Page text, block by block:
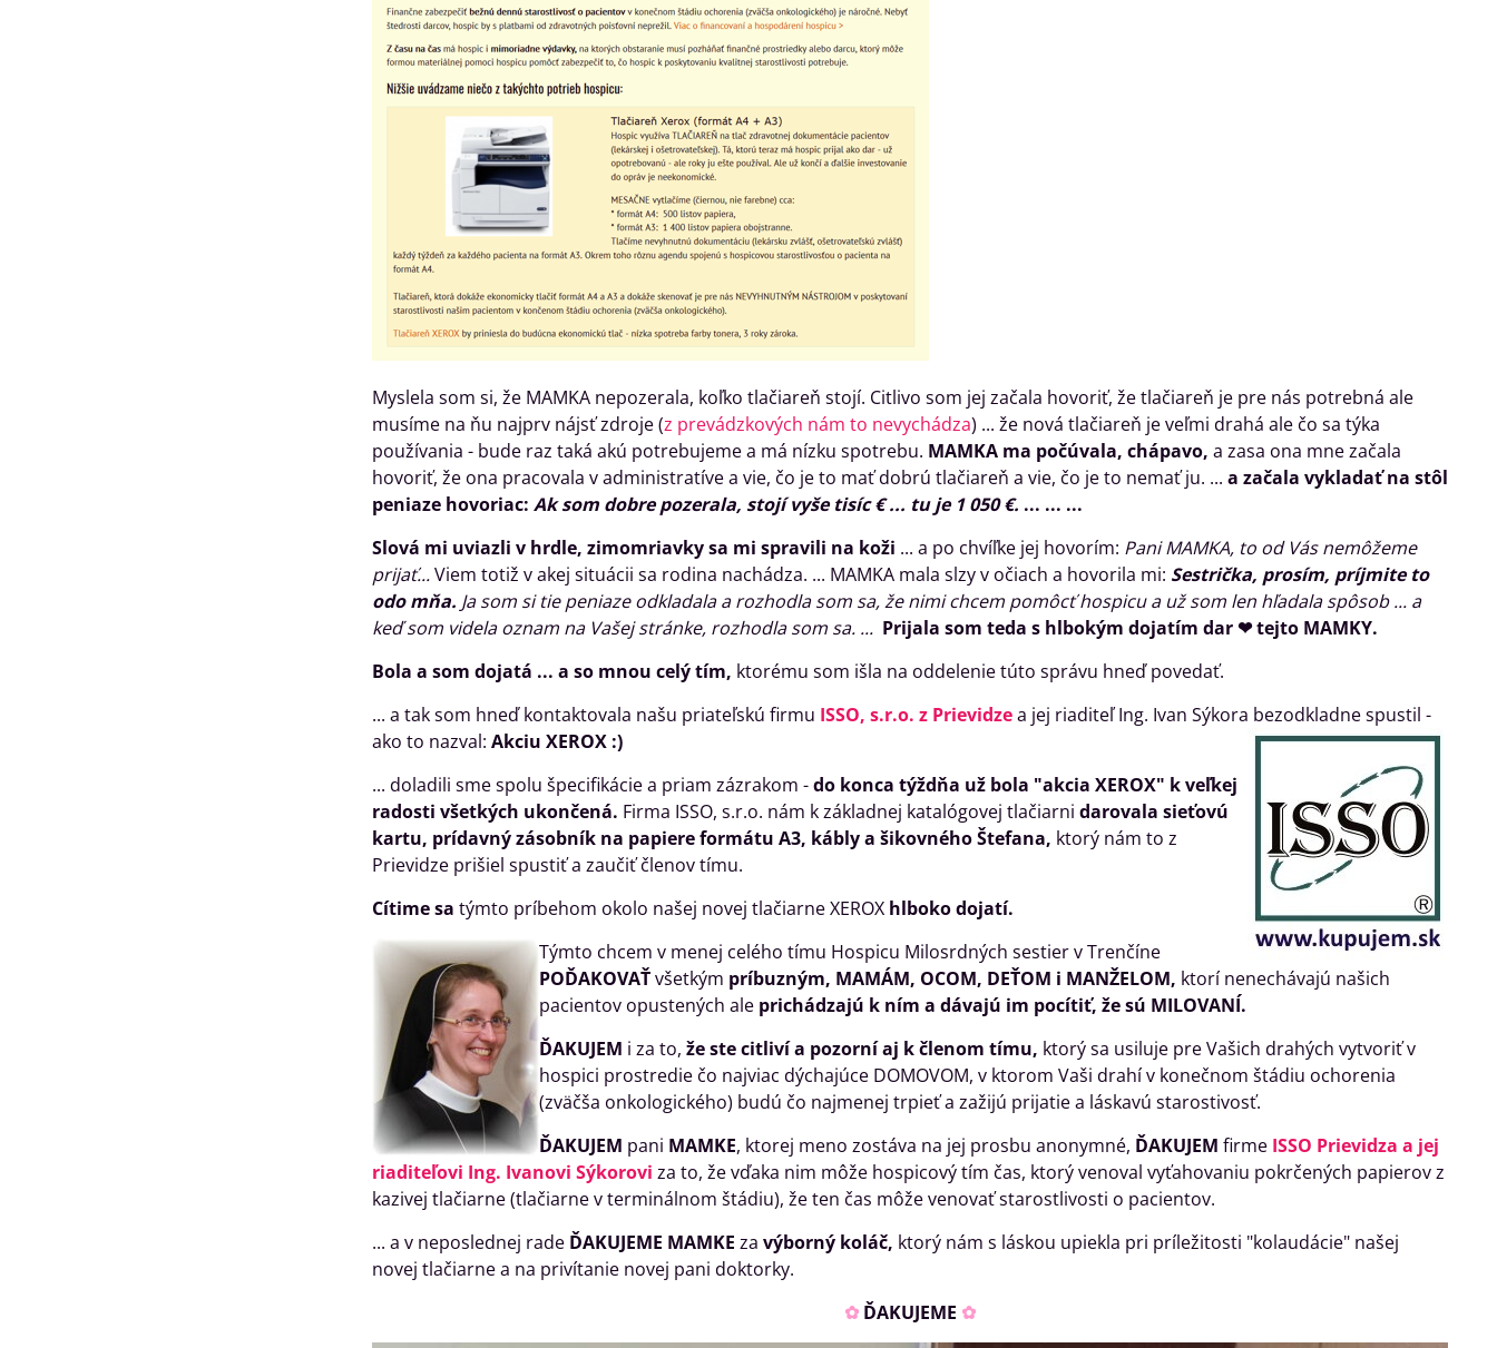
Myslela som si, že MAMKA nepozerala, koľko tlačiareň stojí. Citlivo som jej začala hovoriť, že tlačiareň je pre nás potrebná ale
musíme na ňu najprv nájsť zdroje (z prevádzkových nám to nevychádza) ... že nová tlačiareň je veľmi drahá ale čo sa týka
používania - bude raz taká akú potrebujeme a má nízku spotrebu. MAMKA ma počúvala, chápavo, a zasa ona mne začala
hovoriť, že ona pracovala v administratíve a vie, čo je to mať dobrú tlačiareň a vie, čo je to nemať ju. ... a začala vykladať na stôl
peniaze hovoriac: Ak som dobre pozerala, stojí vyše tisíc € ... tu je 1 050 €. ... ... ...
Slová mi uviazli v hrdle, zimomriavky sa mi spravili na koži ... a po chvíľke jej hovorím: Pani MAMKA, to od Vás nemôžeme
prijať...Viem totiž v akej situácii sa rodina nachádza. ... MAMKA mala slzy v očiach a hovorila mi: Sestrička, prosím, príjmite to
odo mňa. Ja som si tie peniaze odkladala a rozhodla som sa, že nimi chcem pomôcť hospicu a už som len hľadala spôsob ... a
keď som videla oznam na Vašej stránke, rozhodla som sa. ... Prijala som teda s hlbokým dojatím dar ❤ tejto MAMKY.
Bola a som dojatá ... a so mnou celý tím, ktorému som išla na oddelenie túto správu hneď povedať.
... a tak som hneď kontaktovala našu priateľskú firmu ISSO, s.r.o. z Prievidzea jej riaditeľ Ing. Ivan Sýkora bezodkladne spustil -
ako to nazval: Akciu XEROX :)
... doladili sme spolu špecifikácie a priam zázrakom -do konca týždňa už bola "akcia XEROX" k veľkej
radosti všetkých ukončená. Firma ISSO, s.r.o. nám k základnej katalógovej tlačiarni darovala sieťovú
kartu, prídavný zásobník na papiere formátu A3, kábly a šikovného Štefana, ktorý nám to z
Prievidze prišiel spustiť a zaučiť členov tímu.
Cítime sa týmto príbehom okolo našej novej tlačiarne XEROX hlboko dojatí.
Týmto chcem v menej celého tímu Hospicu Milosrdných sestier v Trenčíne
POĎAKOVAŤvšetkým príbuzným, MAMÁM, OCOM, DEŤOM i MANŽELOM, ktorí nenechávajú našich
pacientov opustených ale prichádzajú k ním a dávajú im pocítiť, že sú MILOVANÍ.
ĎAKUJEM i za to, že ste citliví a pozorní aj k členom tímu, ktorý sa usiluje pre Vašich drahých vytvoriť v
hospici prostredie čo najviac dýchajúce DOMOVOM, v ktorom Vaši drahí v konečnom štádiu ochorenia
(zväčša onkologického) budú čo najmenej trpieť a zažijú prijatie a láskavú starostivosť.
ĎAKUJEM pani MAMKE, ktorej meno zostáva na jej prosbu anonymné, ĎAKUJEM firme ISSO Prievidza a jej
riaditeľovi Ing. Ivanovi Sýkorovi za to, že vďaka nim môže hospicový tím čas, ktorý venoval vyťahovaniu pokrčených papierov z
kazivej tlačiarne (tlačiarne v terminálnom štádiu), že ten čas môže venovať starostlivosti o pacientov.
... a v neposlednej rade ĎAKUJEME MAMKE za výborný koláč, ktorý nám s láskou upiekla pri príležitosti "kolaudácie" našej
novej tlačiarne a na privítanie novej pani doktorky.
✿ ĎAKUJEME ✿